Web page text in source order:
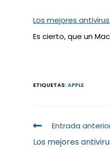
Los mejores
Es cierto, que un
ETIQUETAS:APPLE
Entrada
Los mejores